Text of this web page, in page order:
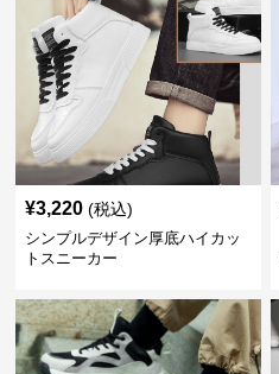
¥3,220 (税込)
シンプルデザイン厚底ハイカッ
トスニーカー